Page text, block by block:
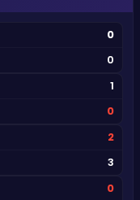
0
0
1
0
2
3
0